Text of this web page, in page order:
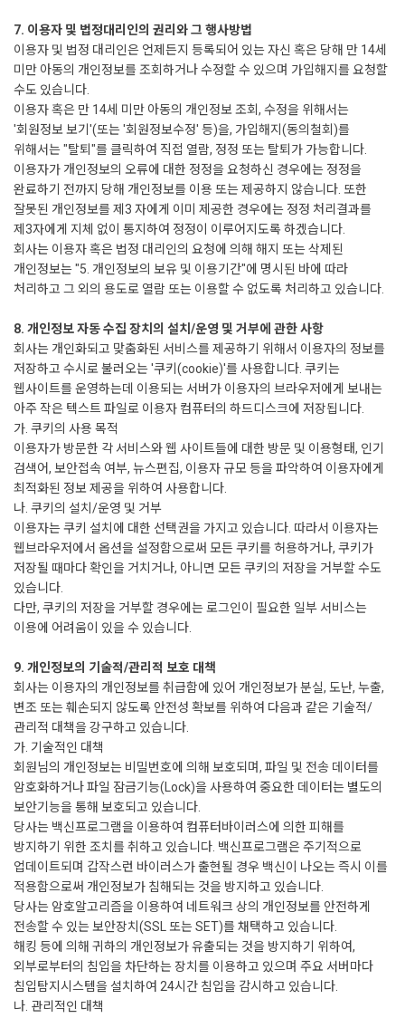
7. 이용자 및 법정대리인의 권리와 그 행사방법
이용자 및 법정 대리인은 언제든지 등록되어 있는 자신 혹은 당해 만 14세
미만 아동의 개인정보를 조회하거나 수정할 수 있으며 가입해지를 요청할
수도 있습니다.
이용자 혹은 만 14세 미만 아동의 개인정보 조회, 수정을 위해서는
'회원정보 보기'(또는 '회원정보수정' 등)을, 가입해지(동의철회)를
위해서는 "탈퇴"를 클릭하여 직접 열람, 정정 또는 탈퇴가 가능합니다.
이용자가 개인정보의 오류에 대한 정정을 요청하신 경우에는 정정을
완료하기 전까지 당해 개인정보를 이용 또는 제공하지 않습니다. 또한
잘못된 개인정보를 제3 자에게 이미 제공한 경우에는 정정 처리결과를
제3자에게 지체 없이 통지하여 정정이 이루어지도록 하겠습니다.
회사는 이용자 혹은 법정 대리인의 요청에 의해 해지 또는 삭제된
개인정보는 "5. 개인정보의 보유 및 이용기간"에 명시된 바에 따라
처리하고 그 외의 용도로 열람 또는 이용할 수 없도록 처리하고 있습니다.
8. 개인정보 자동 수집 장치의 설치/운영 및 거부에 관한 사항
회사는 개인화되고 맞춤화된 서비스를 제공하기 위해서 이용자의 정보를
저장하고 수시로 불러오는 '쿠키(cookie)'를 사용합니다. 쿠키는
웹사이트를 운영하는데 이용되는 서버가 이용자의 브라우저에게 보내는
아주 작은 텍스트 파일로 이용자 컴퓨터의 하드디스크에 저장됩니다.
가. 쿠키의 사용 목적
이용자가 방문한 각 서비스와 웹 사이트들에 대한 방문 및 이용형태, 인기
검색어, 보안접속 여부, 뉴스편집, 이용자 규모 등을 파악하여 이용자에게
최적화된 정보 제공을 위하여 사용합니다.
나. 쿠키의 설치/운영 및 거부
이용자는 쿠키 설치에 대한 선택권을 가지고 있습니다. 따라서 이용자는
웹브라우저에서 옵션을 설정함으로써 모든 쿠키를 허용하거나, 쿠키가
저장될 때마다 확인을 거치거나, 아니면 모든 쿠키의 저장을 거부할 수도
있습니다.
다만, 쿠키의 저장을 거부할 경우에는 로그인이 필요한 일부 서비스는
이용에 어려움이 있을 수 있습니다.
9. 개인정보의 기술적/관리적 보호 대책
회사는 이용자의 개인정보를 취급함에 있어 개인정보가 분실, 도난, 누출,
변조 또는 훼손되지 않도록 안전성 확보를 위하여 다음과 같은 기술적/
관리적 대책을 강구하고 있습니다.
가. 기술적인 대책
회원님의 개인정보는 비밀번호에 의해 보호되며, 파일 및 전송 데이터를
암호화하거나 파일 잠금기능(Lock)을 사용하여 중요한 데이터는 별도의
보안기능을 통해 보호되고 있습니다.
당사는 백신프로그램을 이용하여 컴퓨터바이러스에 의한 피해를
방지하기 위한 조치를 취하고 있습니다. 백신프로그램은 주기적으로
업데이트되며 갑작스런 바이러스가 출현될 경우 백신이 나오는 즉시 이를
적용함으로써 개인정보가 침해되는 것을 방지하고 있습니다.
당사는 암호알고리즘을 이용하여 네트워크 상의 개인정보를 안전하게
전송할 수 있는 보안장치(SSL 또는 SET)를 채택하고 있습니다.
해킹 등에 의해 귀하의 개인정보가 유출되는 것을 방지하기 위하여,
외부로부터의 침입을 차단하는 장치를 이용하고 있으며 주요 서버마다
침입탐지시스템을 설치하여 24시간 침입을 감시하고 있습니다.
나. 관리적인 대책